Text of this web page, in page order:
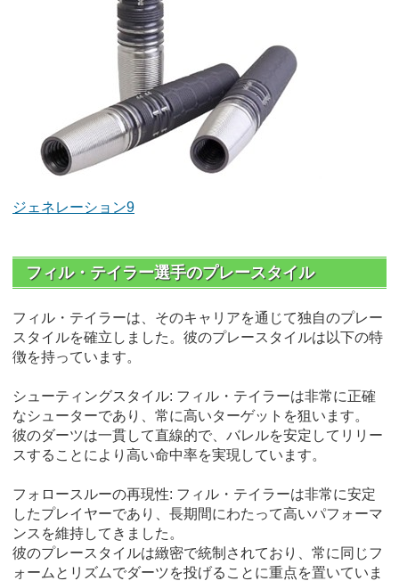
ジェネレーション9
フィル・テイラー選手のプレースタイル
フィル・テイラーは、そのキャリアを通じて独自のプレー
スタイルを確立しました。彼のプレースタイルは以下の特
徴を持っています。
シューティングスタイル: フィル・テイラーは非常に正確
なシューターであり、常に高いターゲットを狙います。
彼のダーツは一貫して直線的で、バレルを安定してリリー
スすることにより高い命中率を実現しています。
フォロースルーの再現性: フィル・テイラーは非常に安定
したプレイヤーであり、長期間にわたって高いパフォーマ
ンスを維持してきました。
彼のプレースタイルは緻密で統制されており、常に同じフ
ォームとリズムでダーツを投げることに重点を置いていま